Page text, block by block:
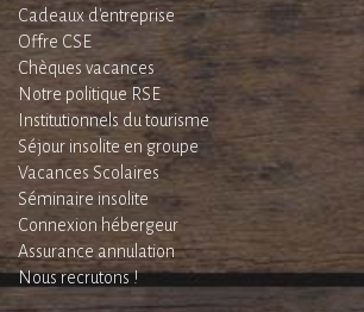
Cadeaux d'entreprise
Offre CSE
Chèques vacances
Notre politique RSE
Institutionnels du tourisme
Séjour insolite en groupe
Vacances Scolaires
Séminaire insolite
Connexion hébergeur
Assurance annulation
Nous recrutons !